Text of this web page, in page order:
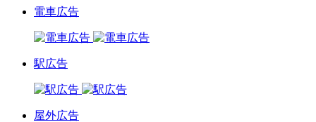
電車広告
駅広告
屋外広告